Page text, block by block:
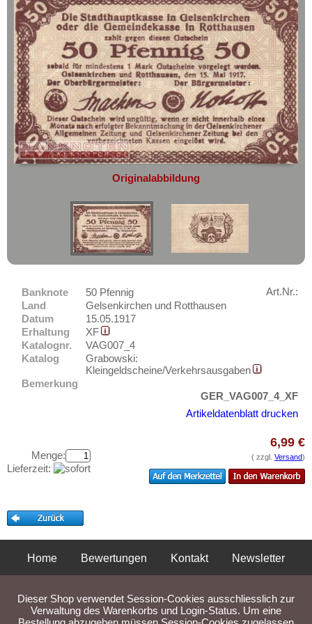
geht oder beschädigt wird.
Absolute Zuverlässigkeit:sowohl in
puncto Service als auch in der Qualität
unserer Banknoten
Möchten Sie Banknoten
verkaufen?
Dann sind Sie bei uns genau richtig
Senden Sie uns einfach ein
Übersichtsbild Ihrer Banknoten an
info@banknoten.de.
Weitere Informationen zum Ankauf
Geisa
Geising
Geislingen
Geldern
Gelsenkirchen
Gelsenkirchen und Rotthausen
Genthin
Gera
Gerolstein
Giengen
Gießen
Gladbeck
Glashütte
Glatz
Glauchau
Gnoien
Goldberg (MS/MV)
Gollnow
Golpa
Goslar
Australien & Ozeanien
Sets
Testbanknoten
Banknotenbriefe
Kataloge
Aufbewahrung
Kontakt
Preislisten
Erhaltungsgrade
Gratisbanknoten
FAQ
Originalabbildung
Banknote
50 Pfennig
Land
Gelsenkirchen und Rotthausen
Datum
15.05.1917
Erhaltung
XF
Katalognr.
VAG007_4
Katalog
Grabowski:
Kleingeldscheine/Verkehrsausgaben
Bemerkung
Art.Nr.:
GER_VAG007_4_XF
Artikeldatenblatt drucken
Menge:
Lieferzeit:
6,99 €
( zzgl. Versand)
Home Bewertungen Kontakt
Newsletter
Liefer- und Versandkosten
Dieser Shop verwendet Session-Cookies ausschliesslich zur
Verwaltung des Warenkorbs und Login-Status. Um eine